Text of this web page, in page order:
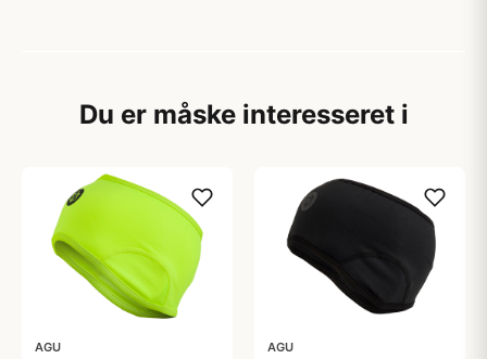
Du er måske interesseret i
AGU AGU